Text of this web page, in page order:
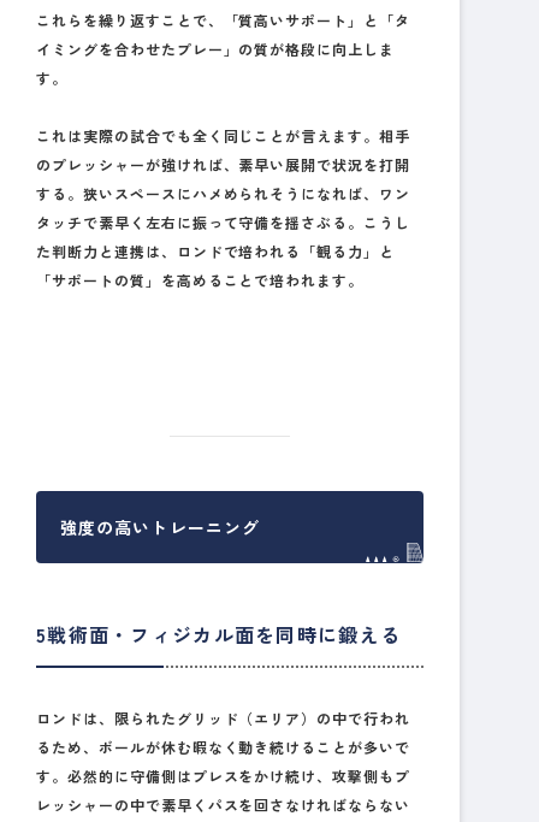
これらを繰り返すことで、「質高いサポート」と「タ
イミングを合わせたプレー」の質が格段に向上しま
す。
これは実際の試合でも全く同じことが言えます。相手
のプレッシャーが強ければ、素早い展開で状況を打開
する。狭いスペースにハメめられそうになれば、ワン
タッチで素早く左右に振って守備を揺さぶる。こうし
た判断力と連携は、ロンドで培われる「観る力」と
「サポートの質」を高めることで培われます。
強度の高いトレーニング
5戦術面・フィジカル面を同時に鍛える
ロンドは、限られたグリッド（エリア）の中で行われ
るため、ボールが休む暇なく動き続けることが多いで
す。必然的に守備側はプレスをかけ続け、攻撃側もプ
レッシャーの中で素早くパスを回さなければならない